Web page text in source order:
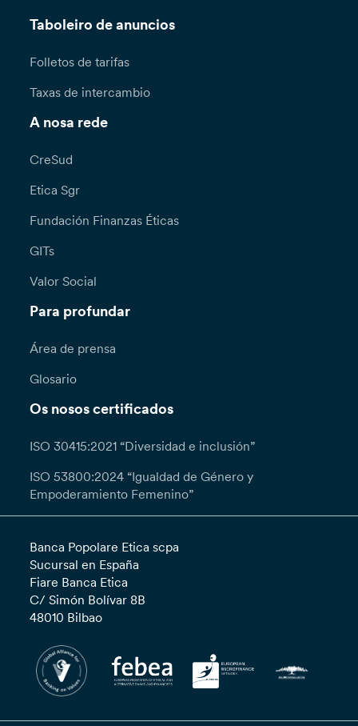
Taboleiro de anuncios
Folletos de tarifas
Taxas de intercambio
A nosa rede
CreSud
Etica Sgr
Fundación Finanzas Éticas
GITs
Valor Social
Para profundar
Área de prensa
Glosario
Os nosos certificados
ISO 30415:2021 “Diversidad e inclusión”
ISO 53800:2024 “Igualdad de Género y
Empoderamiento Femenino”
Banca Popolare Etica scpa
Sucursal en España
Fiare Banca Etica
C/ Simón Bolívar 8B
48010 Bilbao